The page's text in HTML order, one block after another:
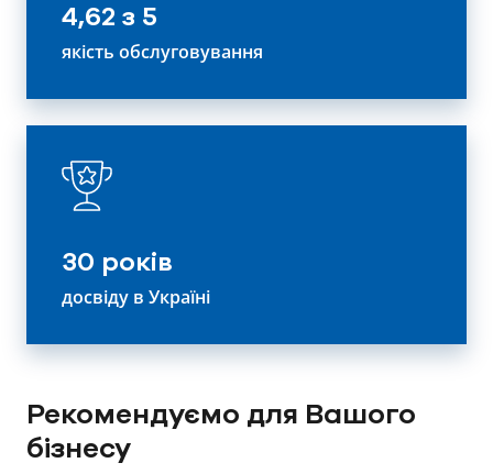
4,62 з 5
якість обслуговування
30 років
досвіду в Україні
Рекомендуємо для Вашого
бізнесу